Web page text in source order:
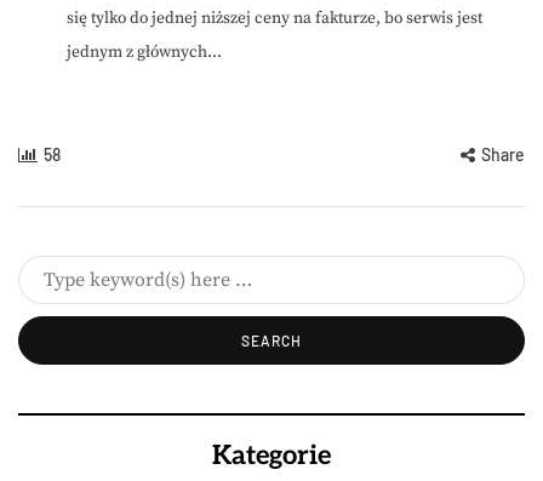
się tylko do jednej niższej ceny na fakturze, bo serwis jest
jednym z głównych...
58 Share
Kategorie